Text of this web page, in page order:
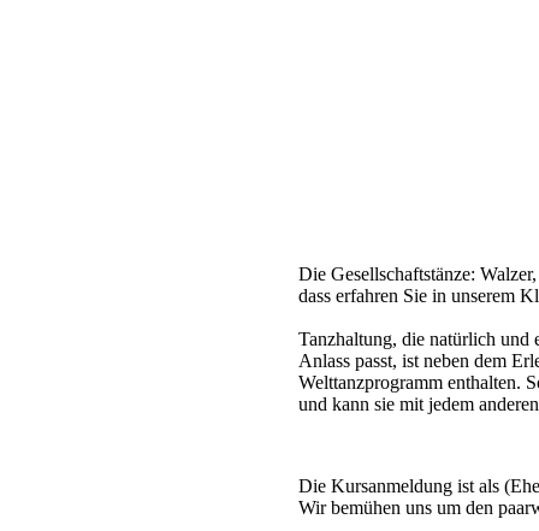
Die Gesellschaftstänze:
dass erfahren Sie in unserem
Tanzhaltung, die natürlich und
Anlass passt, ist neben dem
Welttanzprogramm enthalten.
und kann sie mit jedem
Die Kursanmeldung ist als
Wir bemühen uns um den